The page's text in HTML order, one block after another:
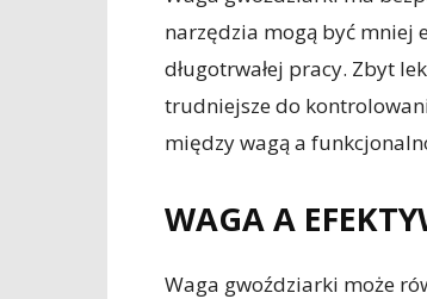
narzędzia mogą być mniej
długotrwałej pracy. Zbyt
trudniejsze do
między wagą a
WAGA A
Waga gwoździarki może